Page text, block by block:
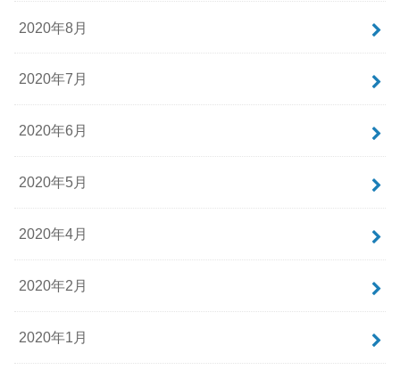
2020年8月
2020年7月
2020年6月
2020年5月
2020年4月
2020年2月
2020年1月